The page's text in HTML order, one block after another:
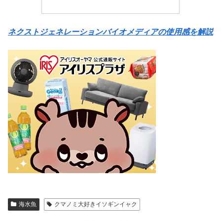
ネクストジェネレーションバイオメディアの使用感を解説
海水魚 クマノミ大好きイソギンイャク